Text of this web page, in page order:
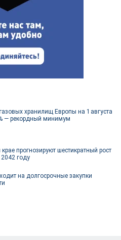
хранилищ Европы на 1 августа
— рекордный минимум
прогнозируют шестикратный рост
году
на долгосрочные закупки